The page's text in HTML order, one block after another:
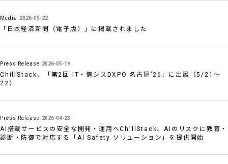
Media 2026-05-22
「日本経済新聞（電子版）」に掲載されました
Press Release 2026-05-19
ChillStack、「第2回 IT・情シスDXPO 名古屋’26」に出展（5/21〜
22）
Press Release 2026-04-23
AI搭載サービスの安全な開発・運用へChillStack、AIのリスクに教育・
診断・防御で対応する「AI Safety ソリューション」を提供開始